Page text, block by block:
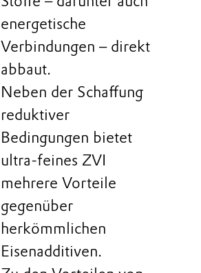
energetische
Verbindungen – direkt
abbaut.
Neben der Schaffung
reduktiver
Bedingungen bietet
ultra-feines ZVI
mehrere Vorteile
gegenüber
herkömmlichen
Eisenadditiven.